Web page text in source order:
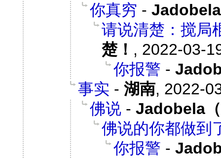
你真穷 -
请说清楚：搅局
楚！ , 2022-03-
你报警 -
事实 - 湖南, 2022-
佛说 - Jadobela
佛说的你都做到
你报警 -